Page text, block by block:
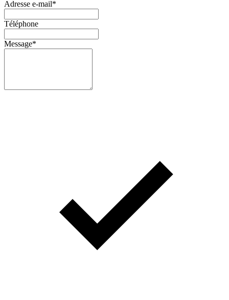
Adresse e-mail*
Téléphone
Message*